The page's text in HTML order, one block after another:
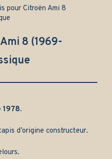
pour Citroën Ami 8
8 (1969-
1978.
d’origine constructeur.